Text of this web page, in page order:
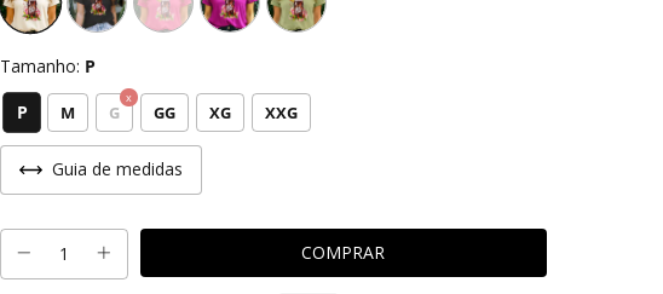
Tamanho: P
P M G GG XG XXG
Guia de medidas